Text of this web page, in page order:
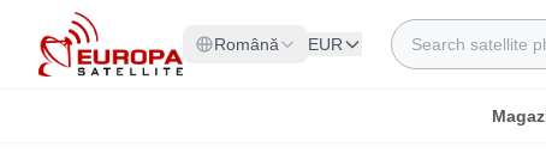
Skip to Content
Română EUR
Search